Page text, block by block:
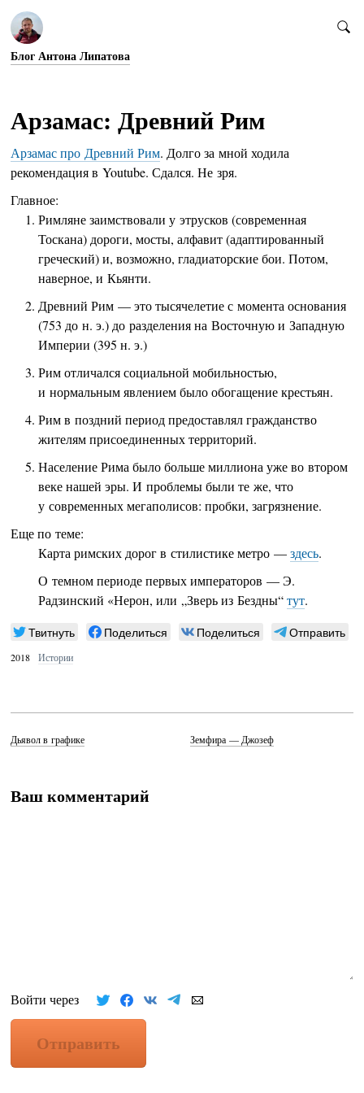
Блог Антона Липатова
Арзамас: Древний Рим
Арзамас про Древний Рим. Долго за мной ходила
рекомендация в Youtube. Сдался. Не зря.
Главное:
Римляне заимствовали у этрусков (современная
Тоскана) дороги, мосты, алфавит (адаптированный
греческий) и, возможно, гладиаторские бои. Потом,
наверное, и Кьянти.
Древний Рим — это тысячелетие с момента основания
(753 до н. э.) до разделения на Восточную и Западную
Империи (395 н. э.)
Рим отличался социальной мобильностью,
и нормальным явлением было обогащение крестьян.
Рим в поздний период предоставлял гражданство
жителям присоединенных территорий.
Население Рима было больше миллиона уже во втором
веке нашей эры. И проблемы были те же, что
у современных мегаполисов: пробки, загрязнение.
Еще по теме:
Карта римских дорог в стилистике метро —здесь.
О темном периоде первых императоров — Э.
Радзинский «Нерон, или „Зверь из Бездны“тут.
Твитнуть Поделиться Поделиться Отправить
2018 Истории
Дьявол в графике Земфира — Джозеф
Ваш комментарий
Войти через
Отправить